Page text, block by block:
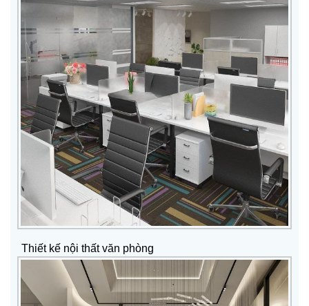
Thiết kế nội thất văn phòng